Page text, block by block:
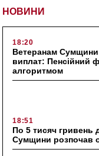
НОВИНИ
18:20
Ветеранам Сумщини
виплат: Пенсійний
алгоритмом
18:51
По 5 тисяч гривень
Сумщини розпочав